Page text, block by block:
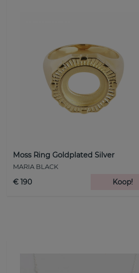
Moss Ring Goldplated Silver
MARIA BLACK
€ 190 Koop!